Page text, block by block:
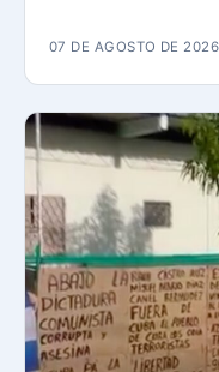
07 DE AGOSTO DE 2026